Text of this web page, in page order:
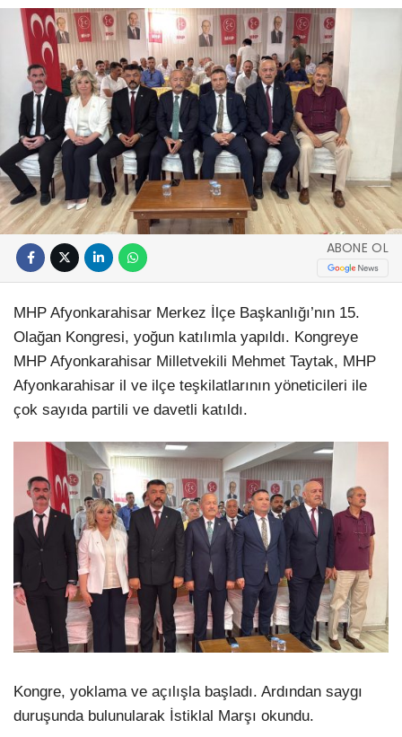
ABONE OL
MHP Afyonkarahisar Merkez İlçe Başkanlığı’nın 15.
Olağan Kongresi, yoğun katılımla yapıldı. Kongreye
MHP Afyonkarahisar Milletvekili Mehmet Taytak, MHP
Afyonkarahisar il ve ilçe teşkilatlarının yöneticileri ile
çok sayıda partili ve davetli katıldı.
Kongre, yoklama ve açılışla başladı. Ardından saygı
duruşunda bulunularak İstiklal Marşı okundu.